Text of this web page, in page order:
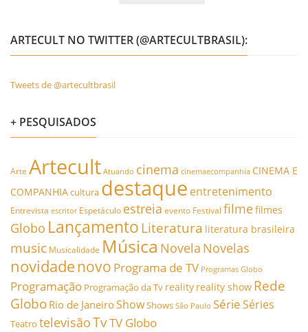
ARTECULT NO TWITTER (@ARTECULTBRASIL):
Tweets de @artecultbrasil
+ PESQUISADOS
Arte Artecult Atuando cinema cinemaecompanhia CINEMA E
COMPANHIAcultura destaque entretenimento
Entrevista escritor Espetáculo estreia evento Festival filmefilmes
Globo Lançamento Literatura literatura brasileira
music Musicalidade Música Novela Novelas
novidadenovo Programa de TV Programas Globo
Programação Programação da Tv reality reality show Rede
Globo Rio de JaneiroShowShows São Paulo SérieSéries
Teatro televisãoTvTV Globo